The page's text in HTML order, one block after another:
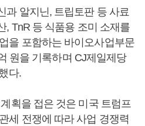
과 알지닌, 트립토판 등 사료
, TnR 등 식품용 조미 소재를
을 포함하는 바이오사업부문
원을 기록하며 CJ제일제당
다.
획을 접은 것은 미국 트럼프
세 전쟁에 따라 사업 경쟁력